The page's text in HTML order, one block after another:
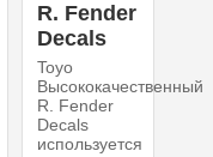
R. Fender
Decals
Toyo
Высококачественный
R. Fender
Decals
используется